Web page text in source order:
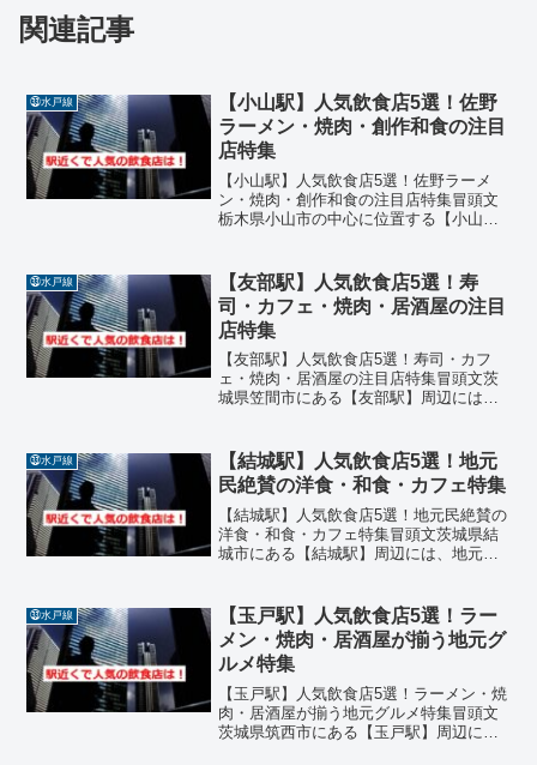
関連記事
㉝水戸線
【小山駅】人気飲食店5選！佐野
ラーメン・焼肉・創作和食の注目
店特集
【小山駅】人気飲食店5選！佐野ラーメ
ン・焼肉・創作和食の注目店特集冒頭文
栃木県小山市の中心に位置する【小山
なジャンルの飲食店が集まっています。
駅から徒歩圏内に話題の名店...
㉝水戸線
【友部駅】人気飲食店5選！寿
司・カフェ・焼肉・居酒屋の注目
店特集
【友部駅】人気飲食店5選！寿司・カフ
ェ・焼肉・居酒屋の注目店特集冒頭文茨
城県笠間市にある【友部駅】周辺には、
焼肉、居酒屋、創作料理などジャンルも
豊富で、ランチにもディナ...
㉝水戸線
【結城駅】人気飲食店5選！地元
民絶賛の洋食・和食・カフェ特集
【結城駅】人気飲食店5選！地元民絶賛の
洋食・和食・カフェ特集冒頭文茨城県結
城市にある【結城駅】周辺には、地元の
華、カフェ、定食などジャンルも豊富
で、ランチにもディナーにも...
㉝水戸線
【玉戸駅】人気飲食店5選！ラー
メン・焼肉・居酒屋が揃う地元グ
ルメ特集
【玉戸駅】人気飲食店5選！ラーメン・焼
肉・居酒屋が揃う地元グルメ特集冒頭文
茨城県筑西市にある【玉戸駅】周辺に